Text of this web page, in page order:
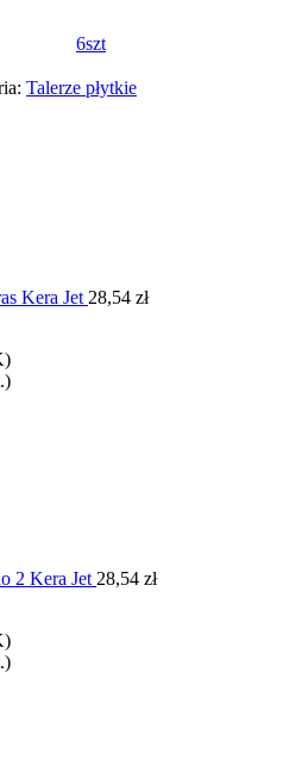
6szt
Talerze płytkie
Kera Jet 28,54 zł
2 Kera Jet 28,54 zł